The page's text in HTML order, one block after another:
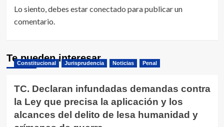
Lo siento, debes estarconectado para publicar un
comentario.
Te pueden interesar
Constitucional Jurisprudencia Noticias Penal
TC. Declaran infundadas demandas contra
la Ley que precisa la aplicación y los
alcances del delito de lesa humanidad y